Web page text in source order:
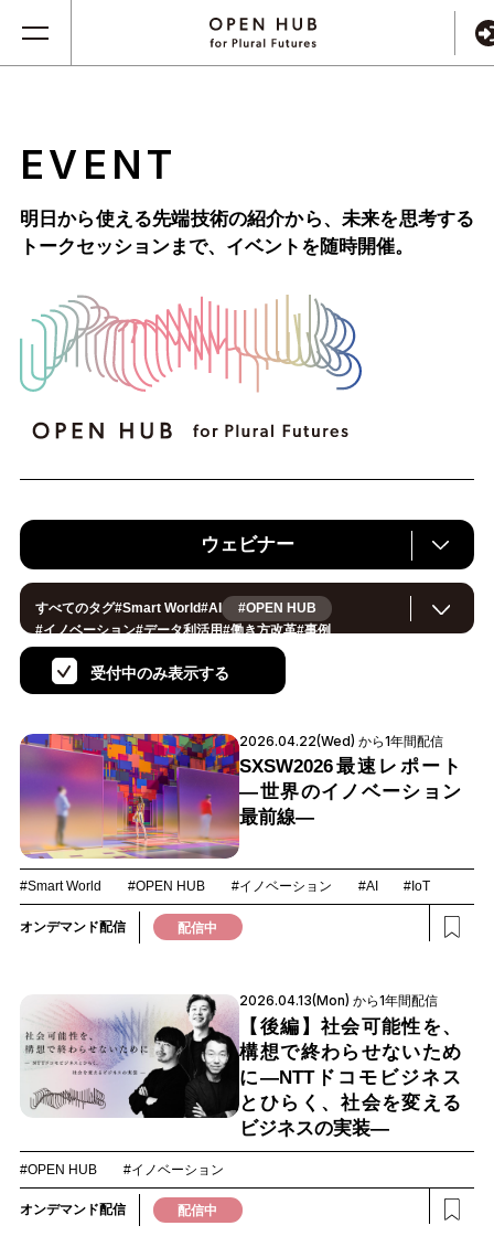
EVENT
明日から使える先端技術の紹介から、未来を思考する
トークセッションまで、 イベントを随時開催。
ウェビナー
すべてのタグ#Smart World#AI
#OPEN HUB
#イノベーション#データ利活用#働き方改革#事例
#サステナブル#CX/顧客体験#セキュリティ
環境・エネルギー#IoT#メタバース
地方創生 #製造 小売・流通# ロボティクス
#スマートインダストリー#教育#公共#サプライチェーン
孤独 宇宙
受付中のみ表示する
2026.04.22(Wed) から1年間配信
SXSW2026最速レポート
―世界のイノベーション
最前線―
#Smart World #OPEN HUB #イノベーション #AI #IoT
オンデマンド配信 配信中
2026.04.13(Mon) から1年間配信
【後編】社会可能性を、
構想で終わらせないため
に―NTTドコモビジネス
とひらく、社会を変える
ビジネスの実装―
#OPEN HUB #イノベーション
オンデマンド配信 配信中